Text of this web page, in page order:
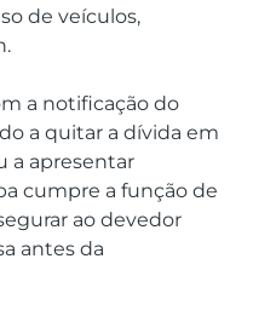
de veículos,
a notificação do
a quitar a dívida em
a apresentar
cumpre a função de
ao devedor
antes da